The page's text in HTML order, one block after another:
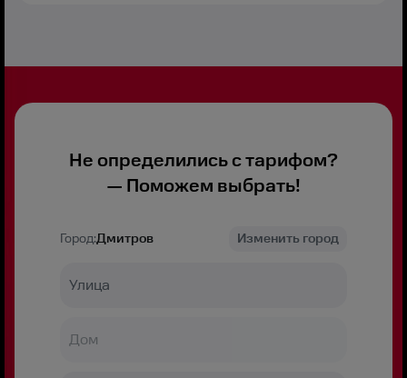
Не определились с тарифом?
— Поможем выбрать!
Город:Дмитров Изменить город